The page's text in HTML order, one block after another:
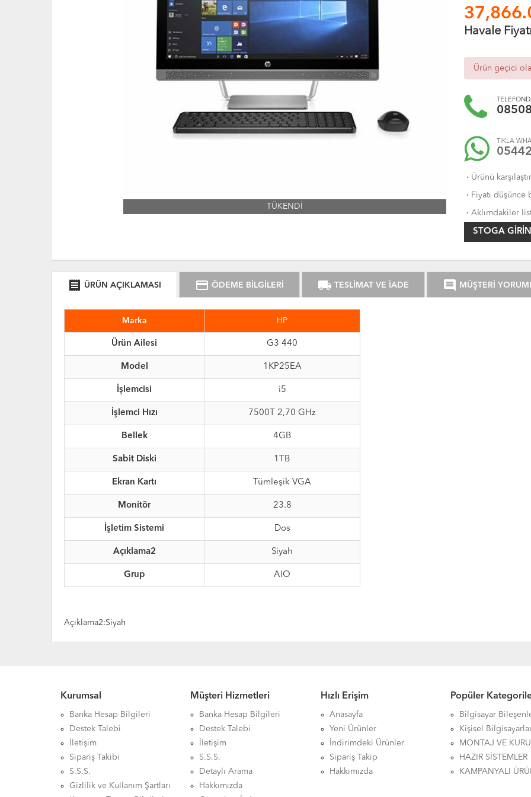
TÜKENDİ
Havale
Ürün geçici
TIKLA
· Ürünü
· Fiyatı düşünce
· Aklımdakiler
STOGA
receipt ÜRÜN AÇIKLAMASI credit_card ÖDEME BİLGİLERİ local_shipping TESLİMAT VE İADE comment MÜŞTERİ
Marka HP
Ürün Ailesi G3 440
Model 1KP25EA
İşlemcisi i5
İşlemci Hızı 7500T 2,70 GHz
Bellek 4GB
Sabit Diski 1TB
Ekran Kartı Tümleşik VGA
Monitör 23.8
İşletim Sistemi Dos
Açıklama2 Siyah
Grup AIO
Açıklama2:Siyah
Kurumsal
Banka Hesap Bilgileri
Destek Talebi
İletişim
Sipariş Takibi
S.S.S.
Gizlilik ve Kullanım Şartları
Müşteri Hizmetleri
Banka Hesap Bilgileri
Destek Talebi
İletişim
S.S.S.
Detaylı Arama
Hakkımızda
Hızlı Erişim
Anasayfa
Yeni Ürünler
İndirimdeki Ürünler
Sipariş Takip
Hakkımızda
Popüler
Bilgisayar
Kişisel
MONTAJ VE
HAZIR SİSTEMLER
KAMPANYALI